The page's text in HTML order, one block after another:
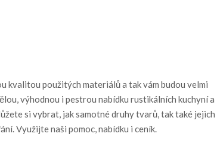
kvalitou použitých materiálů a tak vám budou velmi
výhodnou i pestrou nabídku rustikálních kuchynía
si vybrat, jak samotné druhy tvarů, tak také jejich
Využijte naši pomoc, nabídku i ceník.